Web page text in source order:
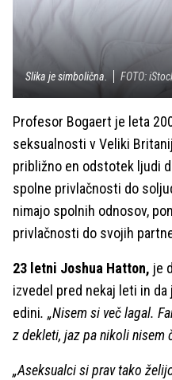
Slika je simbolična. FOTO:
Profesor Bogaert je leta
seksualnosti v Veliki
približno en odstotek ljudi
spolne privlačnosti do
nimajo spolnih odnosov,
privlačnosti do svojih
23 letni Joshua Hatton, je
izvedel pred nekaj leti in da
edini. „Nisem si več lagal.
z dekleti, jaz pa nikoli nisem
„Aseksualci si prav tako